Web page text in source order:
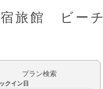
宿旅館 ビーチ
プラン検索
クイン日